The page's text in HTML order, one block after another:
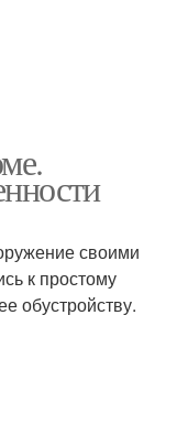
своими
к простому
обустройству.